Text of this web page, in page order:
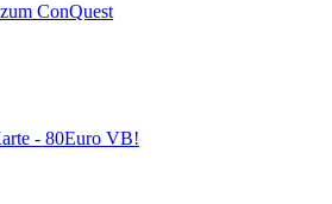
ConQuest
- 80Euro VB!